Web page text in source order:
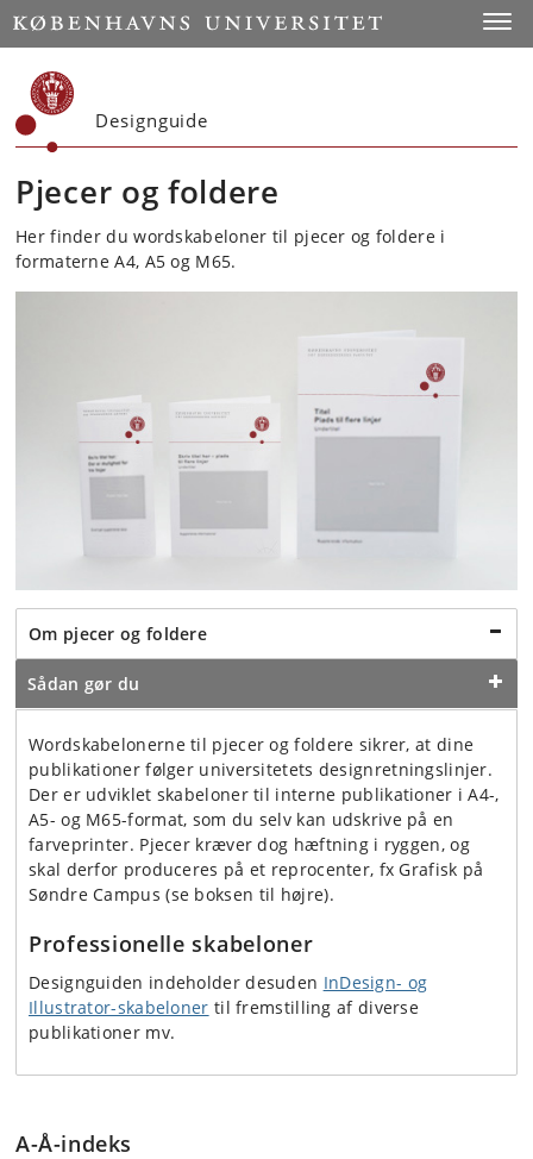
Start
Designguide
Pjecer og foldere
Her finder du wordskabeloner til pjecer og foldere i
formaterne A4, A5 og M65.
Om pjecer og foldere
Sådan gør du
Wordskabelonerne til pjecer og foldere sikrer, at dine
publikationer følger universitetets designretningslinjer.
Der er udviklet skabeloner til interne publikationer i A4-,
A5- og M65-format, som du selv kan udskrive på en
farveprinter. Pjecer kræver dog hæftning i ryggen, og
skal derfor produceres på et reprocenter, fx Grafisk på
Søndre Campus (se boksen til højre).
Professionelle skabeloner
Designguiden indeholder desuden InDesign- og
Illustrator-skabeloner til fremstilling af diverse
publikationer mv.
A-Å-indeks